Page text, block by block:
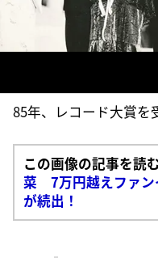
85年、レコード大賞を
この画像の記事を読
菜 7万円越えファン
が続出！